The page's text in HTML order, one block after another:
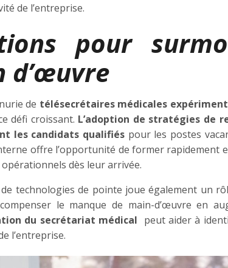
de l’entreprise.
pour
d’œuvre
de télésecrétaires médicales
défi croissant. L’adoption de stratégies de
les candidats qualifiéspour les postes
offre l’opportunité de former rapidement
opérationnels dès leur arrivée.
de technologies de pointe joue également un
le manque de main-d’œuvre en
du secrétariat médical peut aider à
l’entreprise.